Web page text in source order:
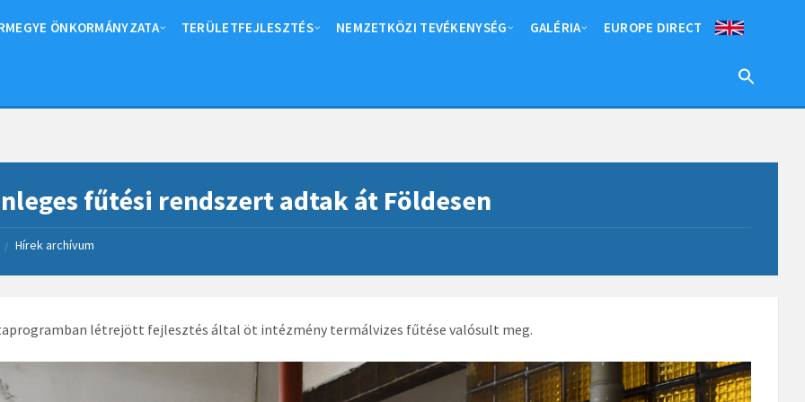
ÖNKORMÁNYZATA TERÜLETFEJLESZTÉS NEMZETKÖZI TEVÉKENYSÉG GALÉRIA EUROPE DIRECT
fűtési rendszert adtak át Földesen
/ Hírek archívum
létrejött fejlesztés által öt intézmény termálvizes fűtése valósult meg.